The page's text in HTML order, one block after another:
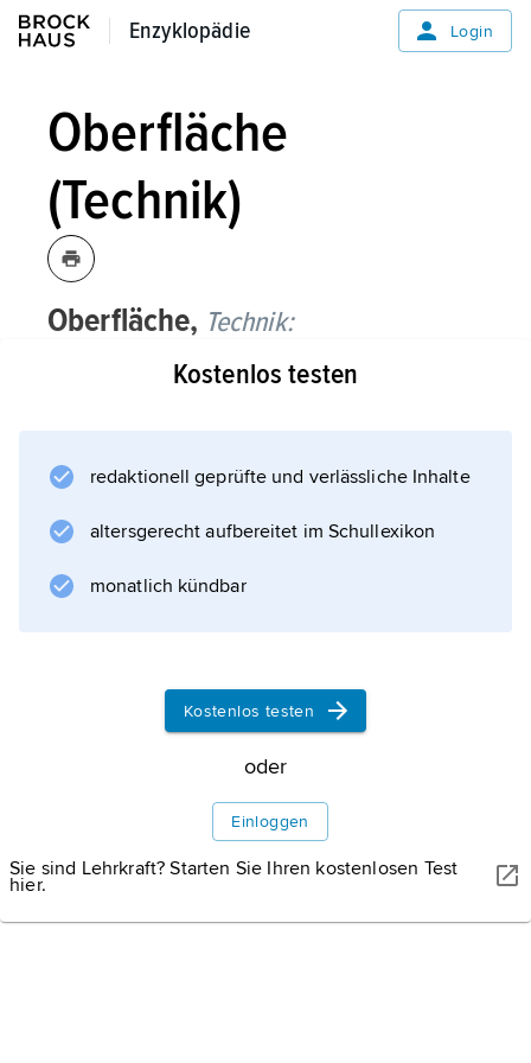
Enzyklopädie
Enzyklopädie Login
Oberfläche
(Technik)
Oberfläche, Technik:
Grenze zwischen zwei Medien, hier zwischen
dem umgebenden Raum (Vakuum,
Oberfläche hat entweder eine bestimmende
oder eine untergeordnete Aufgabe (z. B.
Kostenlos testen
redaktionell geprüfte und verlässliche Inhalte
altersgerecht aufbereitet im Schullexikon
monatlich kündbar
Kostenlos testen
oder
Einloggen
Sie sind Lehrkraft? Starten Sie Ihren kostenlosen Test
hier.